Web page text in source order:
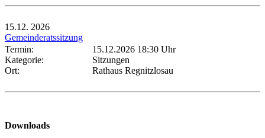
15.12. 2026
Gemeinderatssitzung
Termin:
15.12.2026 18:30 Uhr
Kategorie:
Sitzungen
Ort:
Rathaus Regnitzlosau
Downloads